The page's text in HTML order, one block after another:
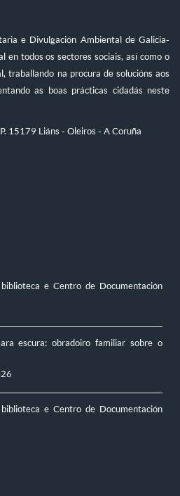
e Divulgación Ambiental de Galicia-
en todos os sectores sociais, así como o
traballando na procura de solucións aos
as boas prácticas cidadás neste
15179 Liáns - Oleiros - A Coruña
e Centro de Documentación
escura: obradoiro familiar sobre o
e Centro de Documentación